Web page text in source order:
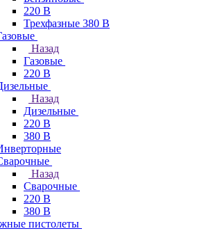
220 В
Трехфазные 380 В
Назад
Газовые
220 В
Назад
Дизельные
220 В
380 В
Назад
Сварочные
220 В
380 В
пистолеты